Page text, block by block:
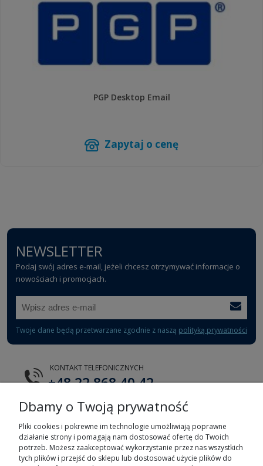
PGP Desktop Email
Zapytaj o cenę
NEWSLETTER
Podaj swój adres e-mail, jeżeli chcesz otrzymywać informacje o
nowościach i promocjach.
Twoje dane będą przetwarzane zgodnie z naszą polityką prywatności
KONTAKT TELEFONICZNYCH
+48 22 868 40 42
E-MAIL
tts@tts.com.pl
Dbamy o Twoją prywatność
Pliki cookies i pokrewne im technologie umożliwiają poprawne
działanie strony i pomagają nam dostosować ofertę do Twoich
potrzeb. Możesz zaakceptować wykorzystanie przez nas wszystkich
tych plików i przejść do sklepu lub dostosować użycie plików do